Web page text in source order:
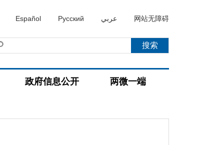
Español Русский عربي 网站无障碍
政府信息公开 两微一端